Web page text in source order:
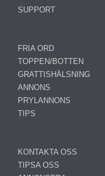
SUPPORT
FRIA ORD
TOPPEN/BOTTEN
GRATTISHÄLSNING
ANNONS
PRYLANNONS
TIPS
KONTAKTA OSS
TIPSA OSS